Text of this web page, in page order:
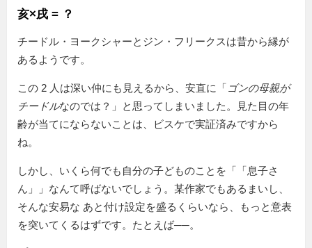
亥×戌 = ？
チードル・ヨークシャーとジン・フリークスは昔から縁が
あるようです。
この 2 人は深い仲にも見えるから、安直に「 ゴンの母親が
チードルなのでは？」と思ってしまいました。見た目の年
齢が当てにならないことは、ビスケで実証済みですから
ね。
しかし、いくら何でも自分の子どものことを「
息子さ
ん
」なんて呼ばないでしょう。某作家でもあるまいし、
そんな安易な あと付け設定を盛るくらいなら、もっと意表
を突いてくるはずです。たとえば──。